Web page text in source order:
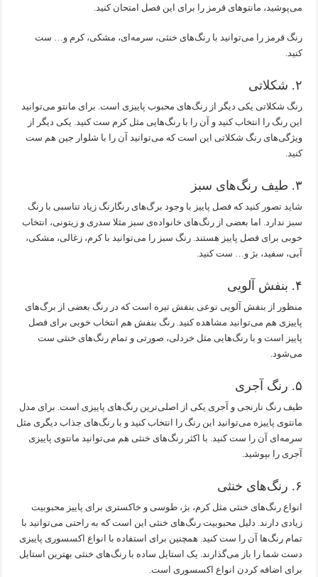
می‌پوشید، مانتوهای قرمز را برای این فصل امتحان کنید.
رنگ قرمز را می‌توانید با رنگ‌های خنثی، سرمه‌ای، مشکی، کرم و… ست
کنید.
۲. شکلاتی
رنگ شکلاتی یکی دیگر از رنگ‌های محبوب پاییزی است. برای مانتو می‌توانید
این رنگ را انتخاب کنید و آن را با رنگ‌هایی مثل کرم ست کنید. یکی دیگر از
ویژگی‌های رنگ شکلاتی این است که می‌توانید آن را با شلوار جین هم ست
کنید.
۳. طیف رنگ‌های سبز
شاید تصور کنید که فصل پاییز با وجود برگ‌های رنگارنگ زیاد تناسبی با رنگ
سبز ندارد. اما بعضی از رنگ‌های خانواده‌ی سبز مثلا سدری و زیتونی، انتخاب
خوبی برای فصل پاییز هستند. رنگ سبز را می‌توانید با کرم، زغالی، مشکی،
آبی، سفید، بژ و… ست کنید.
۴. بنفش آلویی
منظور از بنفش آلویی نوعی بنفش تیره است که در رنگ بعضی از برگ‌های
پاییزی هم می‌توانید مشاهده کنید. رنگ بنفش هم انتخاب خوبی برای فصل
پاییز است و با رنگ‌هایی مثل خردلی، صورتی و تمام رنگ‌های خنثی ست
می‌شود.
۵. رنگ آجری
طیف رنگ نارنجی و آجری یکی از اصلی‌ترین رنگ‌های پاییزی است. برای مدل
مانتوی پاییزه می‌توانید این رنگ را انتخاب کنید و با رنگ‌های جذاب دیگری مثل
سرمه‌ای آن را ست کنید. با اکثر رنگ‌های خنثی هم می‌توانید مانتوی پاییزی
آجری را بپوشید.
۶. رنگ‌های خنثی
انواع رنگ‌های خنثی مثل کرم، بژ، طوسی و خاکستری برای پاییز محبوبیت
زیادی دارند. دلیل محبوبیت رنگ‌های خنثی این است که به راحتی می‌توانید با
تمام رنگ‌ها آن را ست کنید. همچنین برای استفاده با انواع اکسسوری پاییزی
دست شما را باز می‌گذارند. یک استایل ساده با رنگ‌های خنثی بهترین استایل
برای اضافه کردن انواع اکسسوری است.